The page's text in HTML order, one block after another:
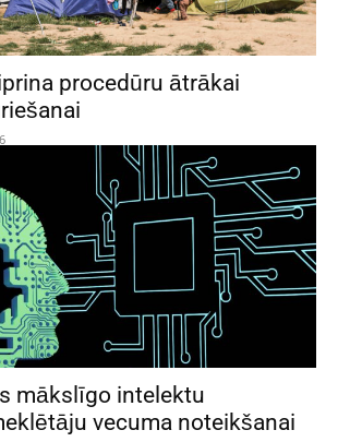
procedūru ātrākai
mākslīgo intelektu
vecuma noteikšanai